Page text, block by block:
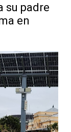
su padre
en